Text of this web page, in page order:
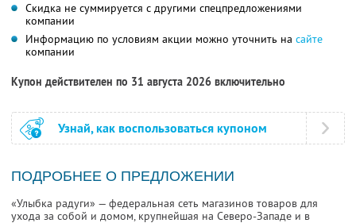
Скидка не суммируется с другими спецпредложениями
компании
Информацию по условиям акции можно уточнить на сайте
компании
Купон действителен по 31 августа 2026 включительно
Узнай, как воспользоваться купоном
ПОДРОБНЕЕ О ПРЕДЛОЖЕНИИ
«Улыбка радуги» — федеральная сеть магазинов товаров для
ухода за собой и домом, крупнейшая на Северо-Западе и в